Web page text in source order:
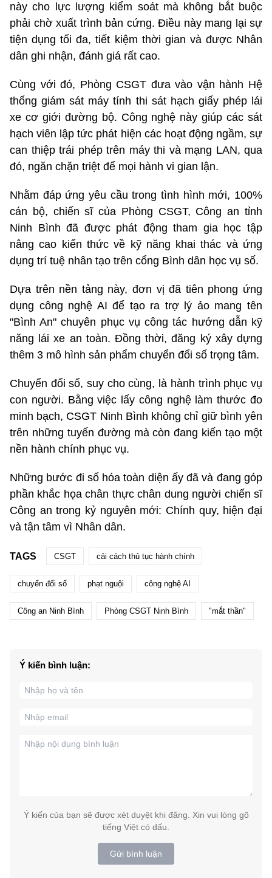
này cho lực lượng kiểm soát mà không bắt buộc
phải chờ xuất trình bản cứng. Điều này mang lại sự
tiện dụng tối đa, tiết kiệm thời gian và được Nhân
dân ghi nhận, đánh giá rất cao.
Cùng với đó, Phòng CSGT đưa vào vận hành Hệ
thống giám sát máy tính thi sát hạch giấy phép lái
xe cơ giới đường bộ. Công nghệ này giúp các sát
hạch viên lập tức phát hiện các hoạt động ngầm, sự
can thiệp trái phép trên máy thi và mạng LAN, qua
đó, ngăn chặn triệt để mọi hành vi gian lận.
Nhằm đáp ứng yêu cầu trong tình hình mới, 100%
cán bộ, chiến sĩ của Phòng CSGT, Công an tỉnh
Ninh Bình đã được phát động tham gia học tập
nâng cao kiến thức về kỹ năng khai thác và ứng
dụng trí tuệ nhân tạo trên cổng Bình dân học vụ số.
Dựa trên nền tảng này, đơn vị đã tiên phong ứng
dụng công nghệ AI để tạo ra trợ lý ảo mang tên
"Bình An" chuyên phục vụ công tác hướng dẫn kỹ
năng lái xe an toàn. Đồng thời, đăng ký xây dựng
thêm 3 mô hình sản phẩm chuyển đổi số trọng tâm.
Chuyển đổi số, suy cho cùng, là hành trình phục vụ
con người. Bằng việc lấy công nghệ làm thước đo
minh bạch, CSGT Ninh Bình không chỉ giữ bình yên
trên những tuyến đường mà còn đang kiến tạo một
nền hành chính phục vụ.
Những bước đi số hóa toàn diện ấy đã và đang góp
phần khắc họa chân thực chân dung người chiến sĩ
Công an trong kỷ nguyên mới: Chính quy, hiện đại
và tận tâm vì Nhân dân.
TAGS CSGT cải cách thủ tục hành chính
chuyển đổi số phạt nguội công nghệ AI
Công an Ninh Bình Phòng CSGT Ninh Bình "mắt thần"
Ý kiến bình luận:
Ý kiến của bạn sẽ được xét duyệt khi đăng. Xin vui lòng gõ
tiếng Việt có dấu.
Gửi bình luận